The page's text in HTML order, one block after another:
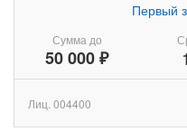
Сумма до
50 000 ₽
Первый
1
Лиц. 004400